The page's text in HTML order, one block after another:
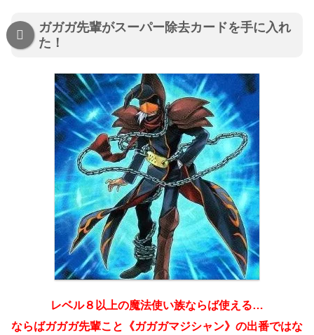
ガガガ先輩がスーパー除去カードを手に入れ
た！
レベル８以上の魔法使い族ならば使える…
ならばガガガ先輩こと《ガガガマジシャン》の出番ではな